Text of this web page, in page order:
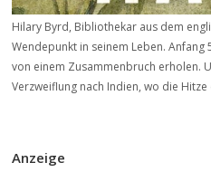
Hilary Byrd, Bibliothekar aus dem
Wendepunkt in seinem Leben.
von einem Zusammenbruch erholen.
Verzweiflung nach Indien, wo die
Anzeige